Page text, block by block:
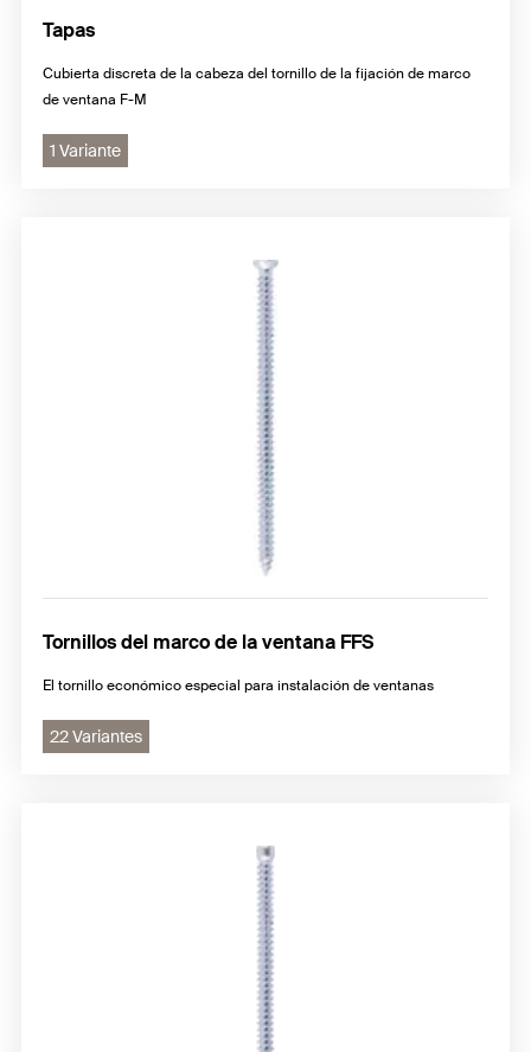
Tapas
Cubierta discreta de la cabeza del tornillo de la fijación de marco
de ventana F-M
1 Variante
Tornillos del marco de la ventana FFS
El tornillo económico especial para instalación de ventanas
22 Variantes